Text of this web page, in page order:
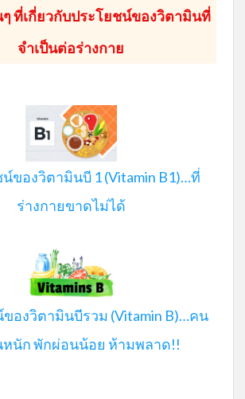
ที่เกี่ยวกับประโยชน์ของวิตามินที่
จำเป็นต่อร่างกาย
ของวิตามินบี 1 (Vitamin B1)…ที่
ร่างกายขาดไม่ได้
ของวิตามินบีรวม (Vitamin B)…คน
หนัก พักผ่อนน้อย ห้ามพลาด!!